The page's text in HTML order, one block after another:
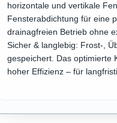
horizontale und vertikale
Fensterabdichtung für eine
drainagfreien Betrieb ohne
Sicher & langlebig: Frost-,
gespeichert. Das optimierte
hoher Effizienz – für